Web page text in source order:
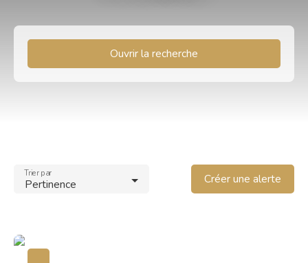
Ouvrir la recherche
Bar (19800)
Localisation
Surface min (m²)
Pertinence
Trier par Créer une alerte